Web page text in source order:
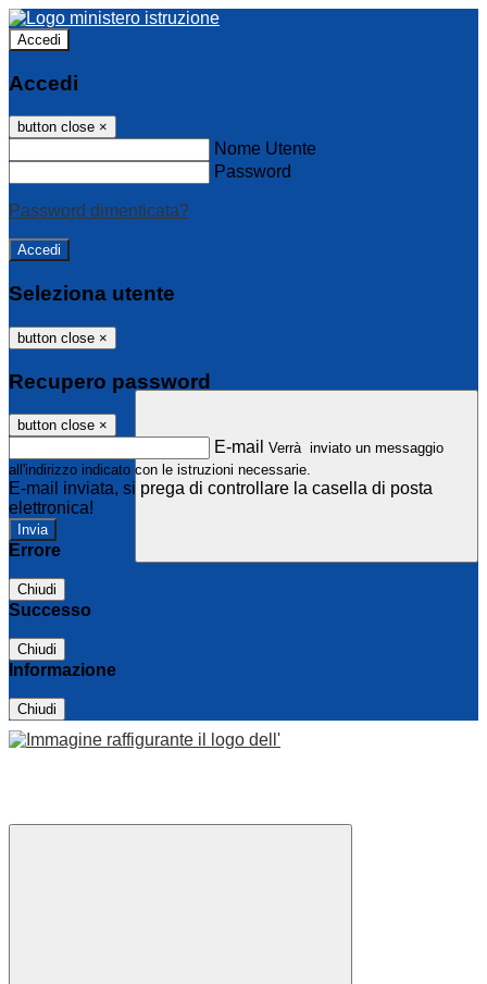
Accedi
Accedi
button close ×
Nome Utente
Password
Password dimenticata?
Seleziona utente
button close ×
Recupero password
button close ×
E-mail Verrà inviato un messaggio
all'indirizzo indicato con le istruzioni necessarie.
E-mail inviata, si prega di controllare la casella di posta
elettronica!
Errore
Chiudi
Successo
Chiudi
Informazione
Chiudi